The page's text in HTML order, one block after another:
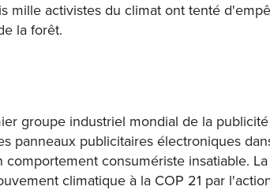
mille activistes du climat ont tenté
la forêt.
groupe industriel mondial de la
panneaux publicitaires électroniques
comportement consumériste insatiable.
climatique à la COP 21 par